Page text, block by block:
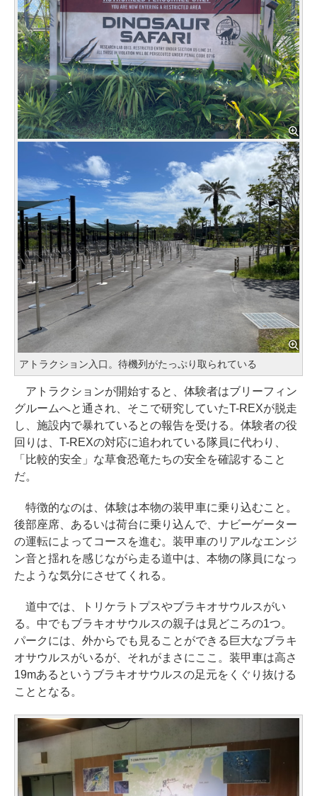
アトラクション入口。待機列がたっぷり取られている
アトラクションが開始すると、体験者はブリーフィン
グルームへと通され、そこで研究していたT-REXが脱走
し、施設内で暴れているとの報告を受ける。体験者の役
回りは、T-REXの対応に追われている隊員に代わり、
「比較的安全」な草食恐竜たちの安全を確認すること
だ。
特徴的なのは、体験は本物の装甲車に乗り込むこと。
後部座席、あるいは荷台に乗り込んで、ナビーゲーター
の運転によってコースを進む。装甲車のリアルなエンジ
ン音と揺れを感じながら走る道中は、本物の隊員になっ
たような気分にさせてくれる。
道中では、トリケラトプスやブラキオサウルスがい
る。中でもブラキオサウルスの親子は見どころの1つ。
パークには、外からでも見ることができる巨大なブラキ
オサウルスがいるが、それがまさにここ。装甲車は高さ
19mあるというブラキオサウルスの足元をくぐり抜ける
こととなる。